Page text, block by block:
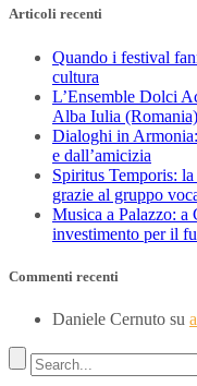
Articoli recenti
Quando i festival
cultura
L’Ensemble Dolci
Alba Iulia (Romania)
Dialoghi in Armonia:
e dall’amicizia
Spiritus Temporis:
grazie al gruppo
Musica a Palazzo: a
investimento per il
Commenti recenti
Daniele Cernuto su